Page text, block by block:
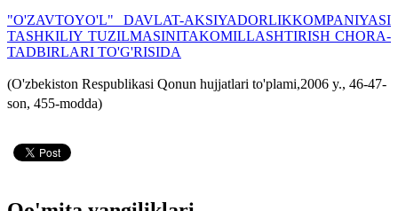
"O'ZAVTOYO'L" DAVLAT-AKSIYADORLIKKOMPANIYASI
TASHKILIY TUZILMASINITAKOMILLASHTIRISH CHORA-
TADBIRLARI TO'G'RISIDA
(O'zbekiston Respublikasi Qonun hujjatlari to'plami,2006 y., 46-47-
son, 455-modda)